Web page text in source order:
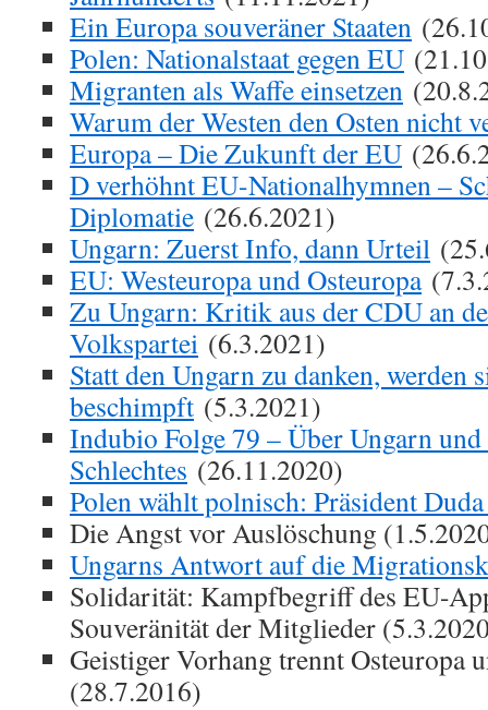
Ein Europa souveräner Staaten
Polen: Nationalstaat gegen EU
Migranten als Waffe einsetzen
Warum der Westen den Osten nicht
Europa – Die Zukunft der EU
D verhöhnt EU-Nationalhymnen –
Diplomatie (26.6.2021)
Ungarn: Zuerst Info, dann Urteil
EU: Westeuropa und Osteuropa
Zu Ungarn: Kritik aus der CDU an
Volkspartei (6.3.2021)
Statt den Ungarn zu danken, werden
beschimpft (5.3.2021)
Indubio Folge 79 – Über Ungarn
Schlechtes (26.11.2020)
Polen wählt polnisch: Präsident
Die Angst vor Auslöschung
Ungarns Antwort auf die
Solidarität: Kampfbegriff des EU-
Souveränität der Mitglieder
Geistiger Vorhang trennt Osteuropa
(28.7.2016)